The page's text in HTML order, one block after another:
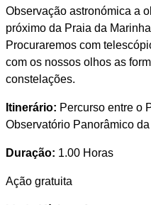
Observação astronómica a
próximo da Praia da
Procuraremos com
com os nossos olhos as
constelações.
Itinerário: Percurso entre o
Observatório Panorâmico
Duração: 1.00 Horas
Ação gratuita